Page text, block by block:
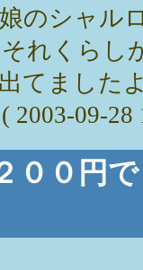
のシャル
れくら
てました
( 2003-09-28
００円